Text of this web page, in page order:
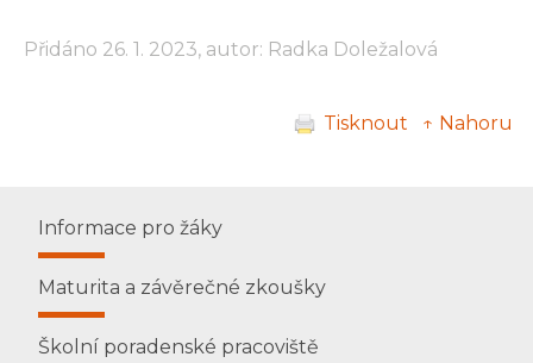
Přidáno 26. 1. 2023, autor: Radka Doležalová
Tisknout ↑ Nahoru
Informace pro žáky
Maturita a závěrečné zkoušky
Školní poradenské pracoviště